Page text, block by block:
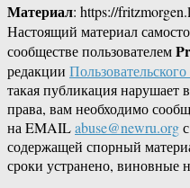
Материал: https://
Настоящий материал
сообществе пользователем
редакции
такая публикация
права, вам необходимо
на EMAILabuse@newru.org
содержащей спорный
сроки устранено, виновные